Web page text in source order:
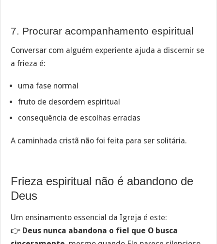
7. Procurar acompanhamento espiritual
Conversar com alguém experiente ajuda a discernir se
a frieza é:
uma fase normal
fruto de desordem espiritual
consequência de escolhas erradas
A caminhada cristã não foi feita para ser solitária.
Frieza espiritual não é abandono de
Deus
Um ensinamento essencial da Igreja é este:
👉 Deus nunca abandona o fiel que O busca